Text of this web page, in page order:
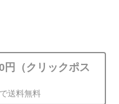
円（クリックポス
送料無料